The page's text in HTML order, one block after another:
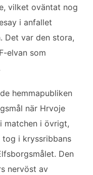
vilket oväntat nog
i anfallet
Det var den stora,
elvan som
hemmapubliken
när Hrvoje
matchen i övrigt,
i kryssribbans
Den
nervöst av